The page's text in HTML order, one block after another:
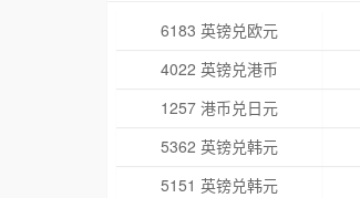
6183 英镑兑欧元
4022 英镑兑港币
1257 港币兑日元
5362 英镑兑韩元
5151 英镑兑韩元